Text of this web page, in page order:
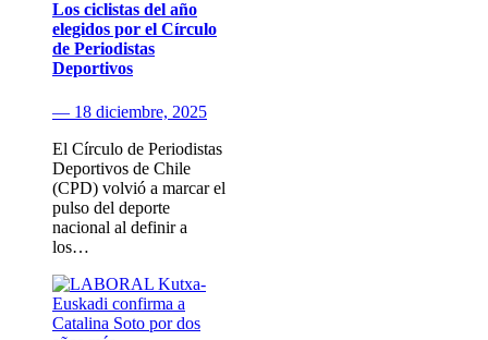
Los ciclistas del año
elegidos por el Círculo
de Periodistas
Deportivos
— 18 diciembre, 2025
El Círculo de Periodistas
Deportivos de Chile
(CPD) volvió a marcar el
pulso del deporte
nacional al definir a
los…